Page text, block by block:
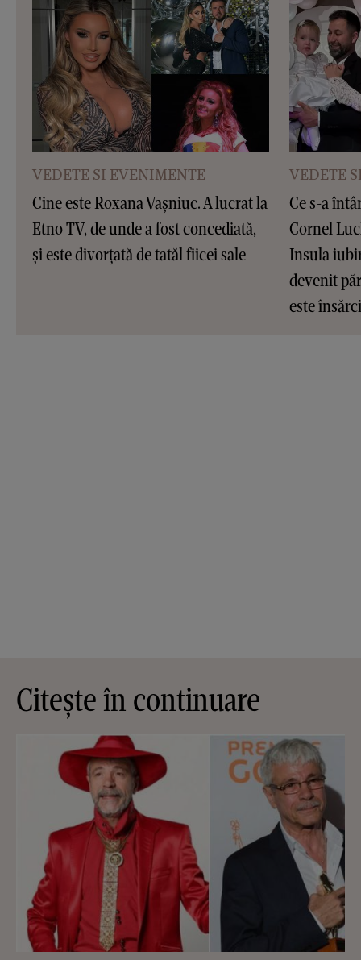
VEDETE SI EVENIMENTE
Cine este Roxana Vașniuc. A lucrat la
Etno TV, de unde a fost concediată,
și este divorțată de tatăl fiicei sale
VEDETE
Ce s-a
Cornel
Insula
devenit
este
Citește în continuare